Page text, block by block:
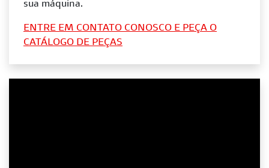
sua máquina.
ENTRE EM CONTATO CONOSCO E PEÇA O
CATÁLOGO DE PEÇAS